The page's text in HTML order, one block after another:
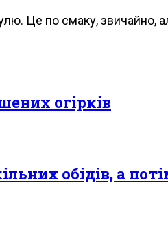
Це по смаку, звичайно,
огірків
обідів, а